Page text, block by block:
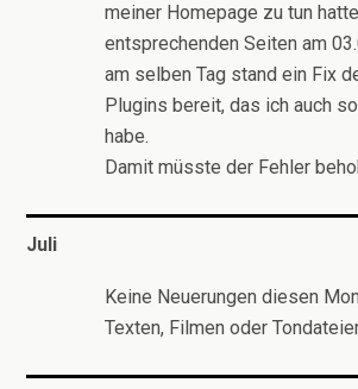
meiner Homepage zu tun
entsprechenden Seiten am
am selben Tag stand ein Fix
Plugins bereit, das ich auch
habe.
Damit müsste der Fehler
Juli
Keine Neuerungen diesen
Texten, Filmen oder